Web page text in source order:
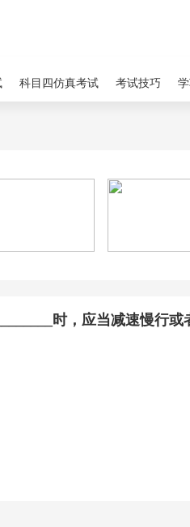
科目四仿真考试 考试技巧
时，应当减速慢行或